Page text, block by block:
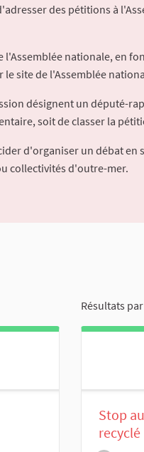
des pétitions à
nationale, en
site de l'Assemblée
désignent un député-
soit de classer la
d'organiser un débat
collectivités d'outre-mer.
Résultats
Stop